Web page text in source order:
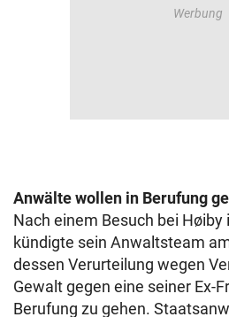
Anwälte wollen in Berufung
Nach einem Besuch bei Høiby
kündigte sein Anwaltsteam
dessen Verurteilung wegen
Gewalt gegen eine seiner Ex-
Berufung zu gehen.